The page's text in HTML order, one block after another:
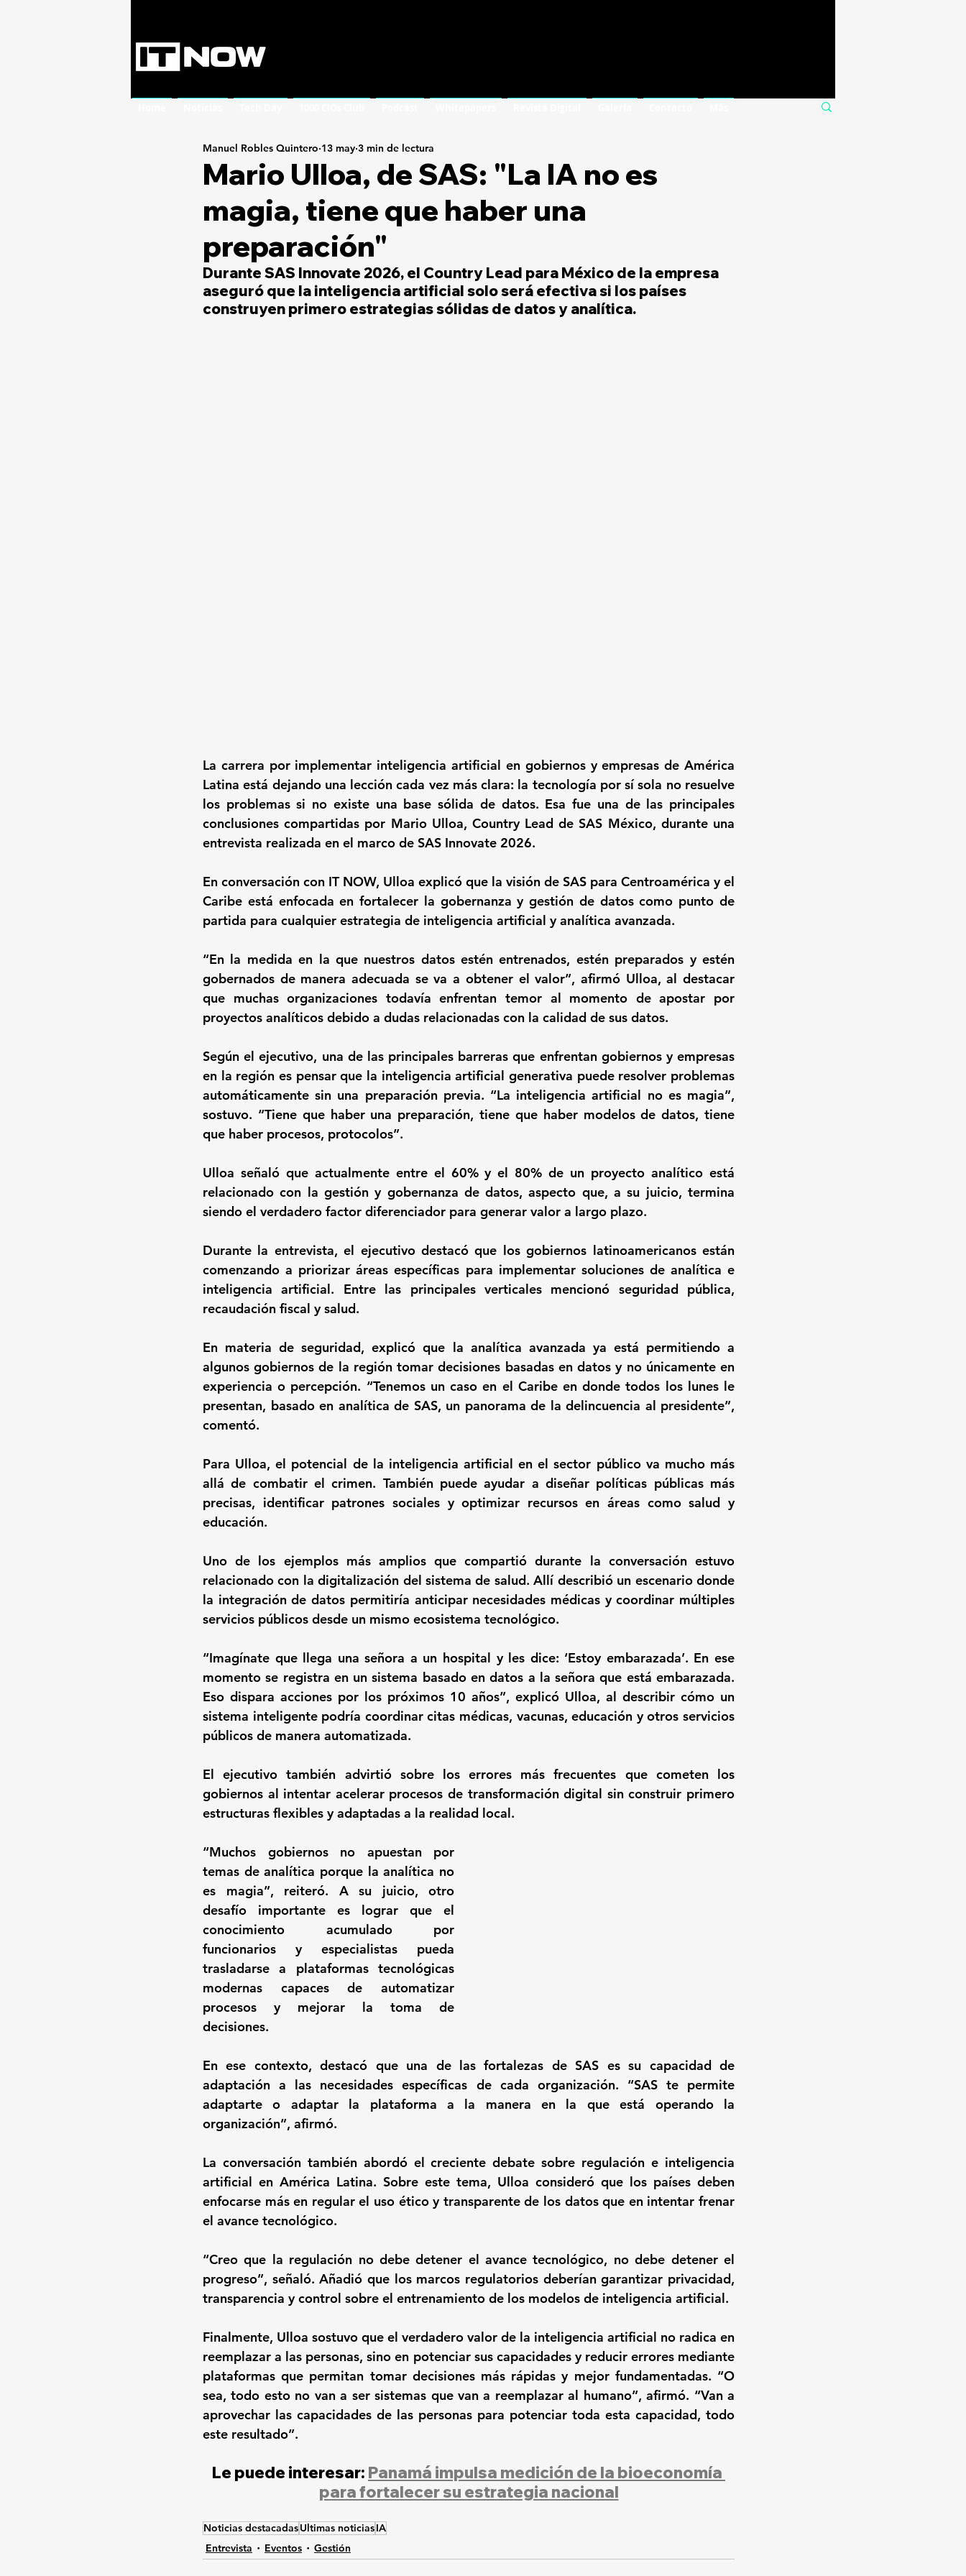
Mario Ulloa, de SAS: "La IA no es
magia, tiene que haber una
preparación"
Manuel Robles Quintero 13 may 3 min de lectura
Durante SAS Innovate 2026, el Country Lead para México de la empresa
aseguró que la inteligencia artificial solo será efectiva si los países
construyen primero estrategias sólidas de datos y analítica.
La carrera por implementar inteligencia artificial en gobiernos y empresas de América
Latina está dejando una lección cada vez más clara: la tecnología por sí sola no resuelve
los problemas si no existe una base sólida de datos. Esa fue una de las principales
conclusiones compartidas por Mario Ulloa, Country Lead de SAS México, durante una
entrevista realizada en el marco de SAS Innovate 2026.
En conversación con IT NOW, Ulloa explicó que la visión de SAS para Centroamérica y el
Caribe está enfocada en fortalecer la gobernanza y gestión de datos como punto de
partida para cualquier estrategia de inteligencia artificial y analítica avanzada.
“En la medida en la que nuestros datos estén entrenados, estén preparados y estén
gobernados de manera adecuada se va a obtener el valor”, afirmó Ulloa, al destacar
que muchas organizaciones todavía enfrentan temor al momento de apostar por
proyectos analíticos debido a dudas relacionadas con la calidad de sus datos.
Según el ejecutivo, una de las principales barreras que enfrentan gobiernos y empresas
en la región es pensar que la inteligencia artificial generativa puede resolver problemas
automáticamente sin una preparación previa. “La inteligencia artificial no es magia”,
sostuvo. “Tiene que haber una preparación, tiene que haber modelos de datos, tiene
que haber procesos, protocolos”.
Ulloa señaló que actualmente entre el 60% y el 80% de un proyecto analítico está
relacionado con la gestión y gobernanza de datos, aspecto que, a su juicio, termina
siendo el verdadero factor diferenciador para generar valor a largo plazo.
Durante la entrevista, el ejecutivo destacó que los gobiernos latinoamericanos están
comenzando a priorizar áreas específicas para implementar soluciones de analítica e
inteligencia artificial. Entre las principales verticales mencionó seguridad pública,
recaudación fiscal y salud.
En materia de seguridad, explicó que la analítica avanzada ya está permitiendo a
algunos gobiernos de la región tomar decisiones basadas en datos y no únicamente en
experiencia o percepción. “Tenemos un caso en el Caribe en donde todos los lunes le
presentan, basado en analítica de SAS, un panorama de la delincuencia al presidente”,
comentó.
Para Ulloa, el potencial de la inteligencia artificial en el sector público va mucho más
allá de combatir el crimen. También puede ayudar a diseñar políticas públicas más
precisas, identificar patrones sociales y optimizar recursos en áreas como salud y
educación.
Uno de los ejemplos más amplios que compartió durante la conversación estuvo
relacionado con la digitalización del sistema de salud. Allí describió un escenario donde
la integración de datos permitiría anticipar necesidades médicas y coordinar múltiples
servicios públicos desde un mismo ecosistema tecnológico.
“Imagínate que llega una señora a un hospital y les dice: ‘Estoy embarazada’. En ese
momento se registra en un sistema basado en datos a la señora que está embarazada.
Eso dispara acciones por los próximos 10 años”, explicó Ulloa, al describir cómo un
sistema inteligente podría coordinar citas médicas, vacunas, educación y otros servicios
públicos de manera automatizada.
El ejecutivo también advirtió sobre los errores más frecuentes que cometen los
gobiernos al intentar acelerar procesos de transformación digital sin construir primero
estructuras flexibles y adaptadas a la realidad local.
“Muchos gobiernos no apuestan por
temas de analítica porque la analítica no
es magia”, reiteró. A su juicio, otro
desafío importante es lograr que el
conocimiento acumulado por
funcionarios y especialistas pueda
trasladarse a plataformas tecnológicas
modernas capaces de automatizar
procesos y mejorar la toma de
decisiones.
En ese contexto, destacó que una de las fortalezas de SAS es su capacidad de
adaptación a las necesidades específicas de cada organización. “SAS te permite
adaptarte o adaptar la plataforma a la manera en la que está operando la
organización”, afirmó.
La conversación también abordó el creciente debate sobre regulación e inteligencia
artificial en América Latina. Sobre este tema, Ulloa consideró que los países deben
enfocarse más en regular el uso ético y transparente de los datos que en intentar frenar
el avance tecnológico.
“Creo que la regulación no debe detener el avance tecnológico, no debe detener el
progreso”, señaló. Añadió que los marcos regulatorios deberían garantizar privacidad,
transparencia y control sobre el entrenamiento de los modelos de inteligencia artificial.
Finalmente, Ulloa sostuvo que el verdadero valor de la inteligencia artificial no radica en
reemplazar a las personas, sino en potenciar sus capacidades y reducir errores mediante
plataformas que permitan tomar decisiones más rápidas y mejor fundamentadas. “O
sea, todo esto no van a ser sistemas que van a reemplazar al humano”, afirmó. “Van a
aprovechar las capacidades de las personas para potenciar toda esta capacidad, todo
este resultado”.
Le puede interesar: Panamá impulsa medición de la bioeconomía
para fortalecer su estrategia nacional
Noticias destacadasUltimas noticiasIA
Entrevista
Eventos Gestión